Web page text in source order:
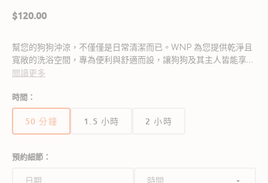
定
$120.00
幫您的狗狗沖涼，不僅僅是日常清潔而已。WNP 為您提供乾淨且
寬敞的洗浴空間，專為便利與舒適而設，讓狗狗及其主人皆能享受
如家的體驗。每次使用亦有助於建立一個有意義的社群，致力於讚
閲讀更多
時間：
50 分鐘
版
已
售
完
1.5 小時
版
2 小時
版
完
預約細節：